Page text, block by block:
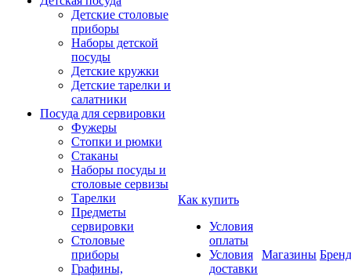
Детские столовые
приборы
Наборы детской
посуды
Детские кружки
Детские тарелки и
салатники
Посуда для сервировки
Фужеры
Стопки и рюмки
Стаканы
Наборы посуды и
столовые сервизы
Тарелки
Предметы
сервировки
Столовые
приборы
Графины,
Как купить
Условия
оплаты
Условия
доставки
Магазины